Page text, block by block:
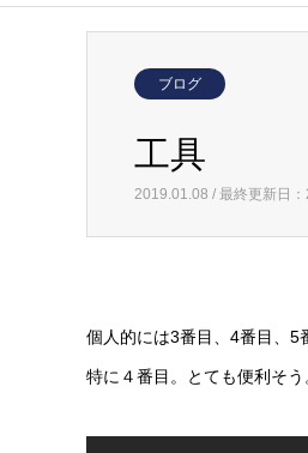
ブログ
工具
2019.01.08 / 最終更新日
個人的には3番目、4番目、5
特に４番目。とても便利そ